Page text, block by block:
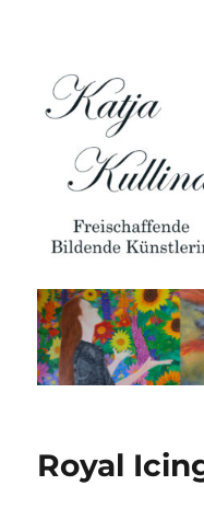
Royal